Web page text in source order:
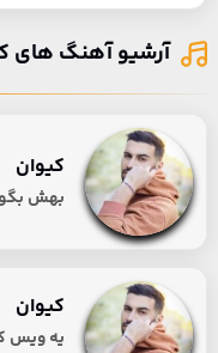
آرشیو آهنگ های
کیوان
بهش بگو
کیوان
یه ویس